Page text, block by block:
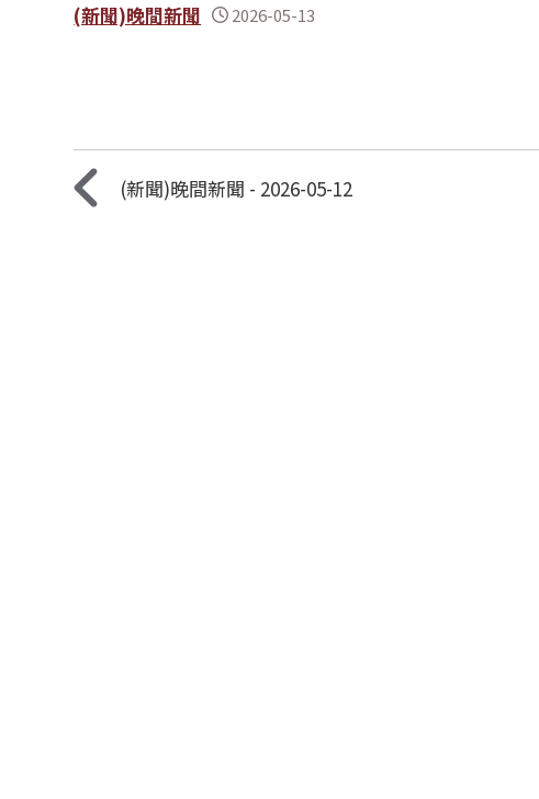
(新聞)晚間新聞 2026-05-13
(新聞)晚間新聞 - 2026-05-12